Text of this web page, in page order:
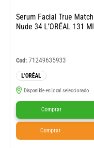
Serum Facial True Match
Nude 34 L’ORÉAL 131 Ml
Cod: 71249635933
L'ORÉAL
Disponible en local seleccionado
Comprar
Comprar